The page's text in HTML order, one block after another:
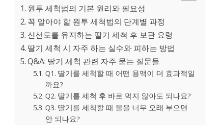
원투 세척법의 기본 원리와 필요성
꼭 알아야 할 원투 세척법의 단계별 과정
신선도를 유지하는 딸기 세척 후 보관 요령
딸기 세척 시 자주 하는 실수와 피하는 방법
Q&A: 딸기 세척 관련 자주 묻는 질문들
Q1. 딸기를 세척할 때 어떤 용액이 더 효과적일
까요?
Q2. 딸기를 세척 후 바로 먹지 않아도 되나요?
Q3. 딸기를 세척할 때 물을 너무 오래 부으면
안 되나요?